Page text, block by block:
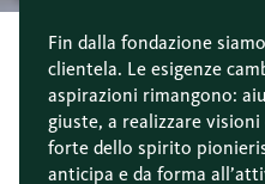
Fin dalla fondazione
clientela. Le esigenze
aspirazioni rimangono:
giuste, a realizzare
forte dello spirito
anticipa e da forma